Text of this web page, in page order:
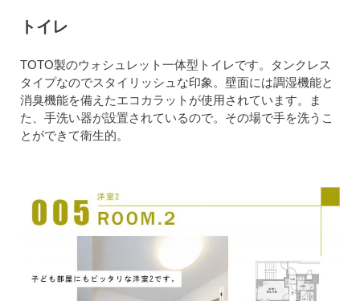
トイレ
TOTO製のウォシュレット一体型トイレです。タンクレス
タイプなのでスタイリッシュな印象。壁面には調湿機能と
消臭機能を備えたエコカラットが使用されています。ま
た、手洗い器が設置されているので。その場で手を洗うこ
とができて衛生的。